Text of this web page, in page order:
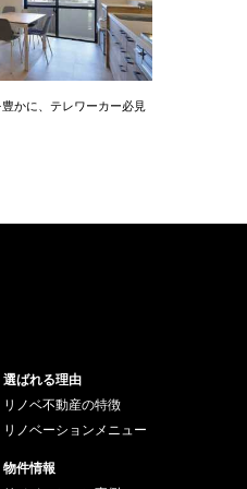
かに、テレワーカー必見
選ばれる理由
リノベ不動産の特徴
リノベーションメニュー
物件情報